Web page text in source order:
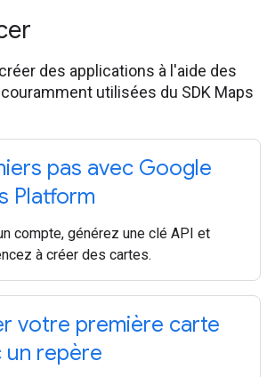
des applications à l'aide des
utilisées du SDK Maps
pas avec Google
Platform
compte, générez une clé API et
à créer des cartes.
votre première carte
un repère